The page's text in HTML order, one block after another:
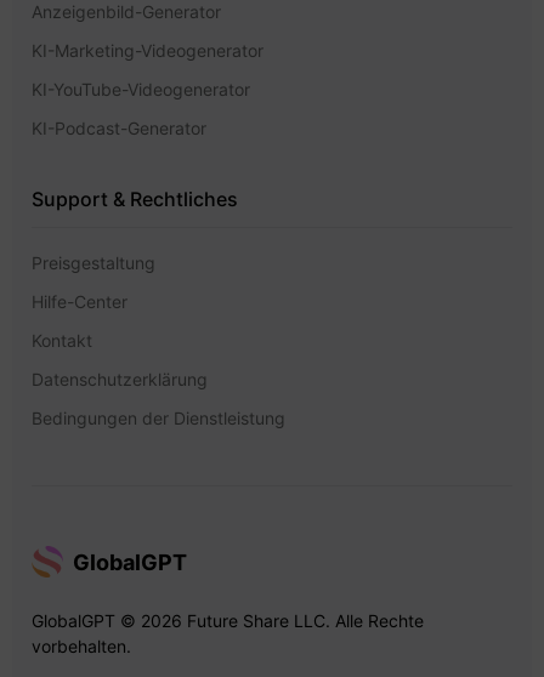
Anzeigenbild-Generator
KI-Marketing-Videogenerator
KI-YouTube-Videogenerator
KI-Podcast-Generator
Support & Rechtliches
Preisgestaltung
Hilfe-Center
Kontakt
Datenschutzerklärung
Bedingungen der Dienstleistung
GlobalGPT
GlobalGPT © 2026 Future Share LLC. Alle Rechte
vorbehalten.